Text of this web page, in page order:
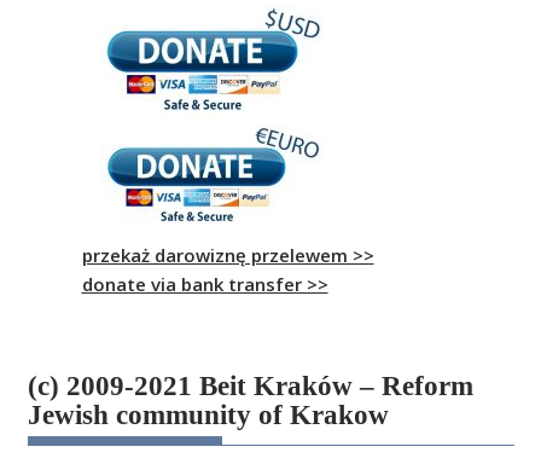
przekaż darowiznę przelewem >>
donate via bank transfer >>
(c) 2009-2021 Beit Kraków – Reform
Jewish community of Krakow